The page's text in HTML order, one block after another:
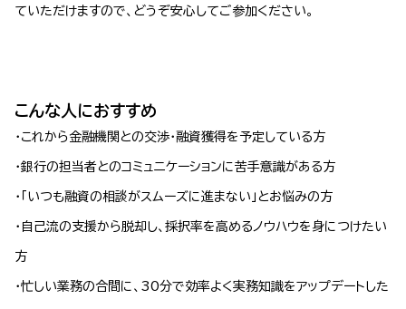
ていただけますので、どうぞ安心してご参加ください。
こんな人におすすめ
・これから金融機関との交渉・融資獲得を予定している方
・銀行の担当者とのコミュニケーションに苦手意識がある方
・「いつも融資の相談がスムーズに進まない」とお悩みの方
・自己流の支援から脱却し、採択率を高めるノウハウを身につけたい
方
・忙しい業務の合間に、30分で効率よく実務知識をアップデートした